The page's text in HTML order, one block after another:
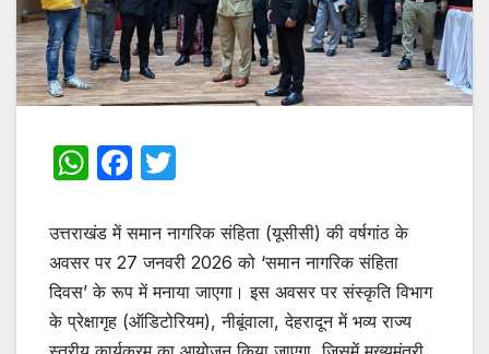
W
at
s
A
p
F
c
e
b
o
itt
er
उत्तराखंड में समान नागरिक संहिता (यूसीसी) की वर्षगांठ के
अवसर पर 27 जनवरी 2026 को ‘समान नागरिक संहिता
दिवस’ के रूप में मनाया जाएगा। इस अवसर पर संस्कृति विभाग
के प्रेक्षागृह (ऑडिटोरियम), नीबूंवाला, देहरादून में भव्य राज्य